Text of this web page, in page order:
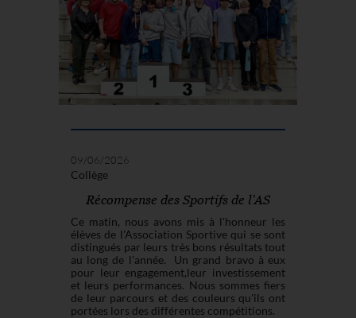
09/06/2026
Collège
Récompense des Sportifs de l'AS
Ce matin, nous avons mis à l'honneur les
élèves de l'Association Sportive qui se sont
distingués par leurs très bons résultats tout
au long de l'année. Un grand bravo à eux
pour leur engagement,leur investissement
et leurs performances. Nous sommes fiers
de leur parcours et des couleurs qu'ils ont
portées lors des différentes compétitions.